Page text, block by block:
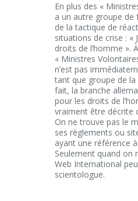
En plus des «
a un autre groupe de
de la tactique de
situations de crise : «
droits de l’homme ».
« Ministres
n’est pas
tant que groupe de la
fait, la branche
pour les droits de
vraiment être décrite
On ne trouve pas le
ses règlements ou
ayant une référence
Seulement quand on
Web International
scientologue.